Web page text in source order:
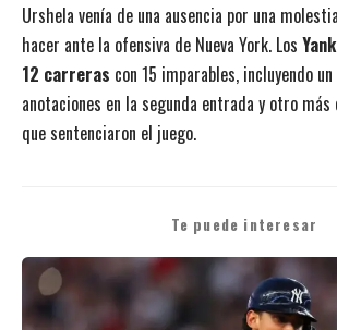
Urshela venía de una ausencia por una
hacer ante la ofensiva de Nueva York. Los
12 carreras con 15 imparables, incluyendo
anotaciones en la segunda entrada y otro
que sentenciaron el juego.
Te puede interesar